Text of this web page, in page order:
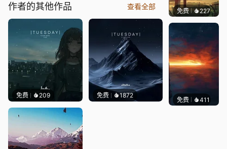
作者的其他作品 查看全部
免费 209 免费 1872
免费 227Max
免费 411辰东